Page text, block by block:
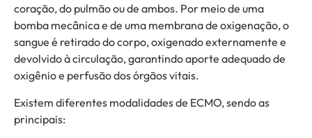
coração, do pulmão ou de ambos. Por meio de uma
bomba mecânica e de uma membrana de oxigenação, o
sangue é retirado do corpo, oxigenado externamente e
devolvido à circulação, garantindo aporte adequado de
oxigênio e perfusão dos órgãos vitais.
Existem diferentes modalidades de ECMO, sendo as
principais: